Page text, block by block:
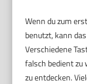
Wenn du zum
benutzt, kann
Verschiedene
falsch bedient zu
zu entdecken.